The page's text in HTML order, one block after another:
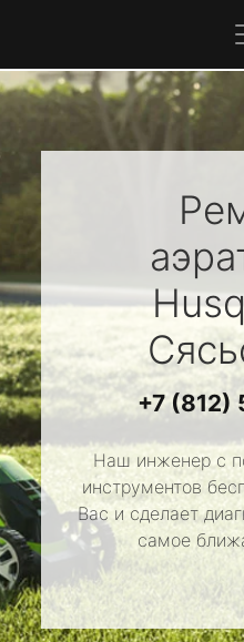
+7 (812)
Наш инженер с
инструментов
Вас и сделает
самое